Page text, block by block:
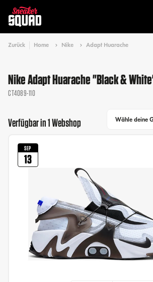
Zurück Home Nike Adapt Huarache
Nike Adapt Huarache "Black &
CT4089-110
Verfügbar in 1 Webshop Wähle deine
SEP
13